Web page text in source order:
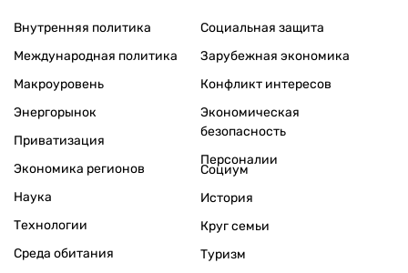
Внутренняя политика
Международная политика
Макроуровень
Энергорынок
Приватизация
Экономика регионов
Социальная защита
Зарубежная экономика
Конфликт интересов
Экономическая
безопасность
Персоналии
Наука
Технологии
Среда обитания
Социум
История
Круг семьи
Туризм